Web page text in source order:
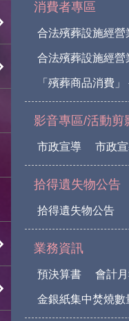
消費者專區
合法殯葬設施經營
合法殯葬設施經營
「殯葬商品消費
影音專區/活動剪
市政宣導 市政
拾得遺失物公告
拾得遺失物公告
業務資訊
預決算書 會計
金銀紙集中焚燒數